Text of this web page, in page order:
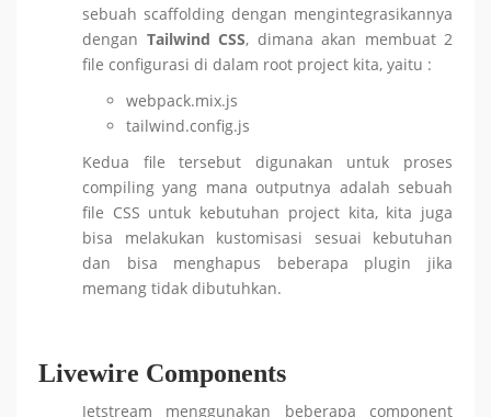
sebuah scaffolding dengan mengintegrasikannya
dengan Tailwind CSS, dimana akan membuat 2
file configurasi di dalam root project kita, yaitu :
webpack.mix.js
tailwind.config.js
Kedua file tersebut digunakan untuk proses
compiling yang mana outputnya adalah sebuah
file CSS untuk kebutuhan project kita, kita juga
bisa melakukan kustomisasi sesuai kebutuhan
dan bisa menghapus beberapa plugin jika
memang tidak dibutuhkan.
Livewire Components
Jetstream menggunakan beberapa component